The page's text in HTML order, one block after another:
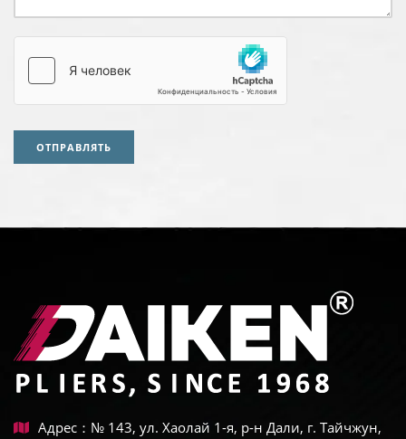
ОТПРАВЛЯТЬ
Адрес：№ 143, ул. Хаолай 1-я, р-н Дали, г. Тайчжун,